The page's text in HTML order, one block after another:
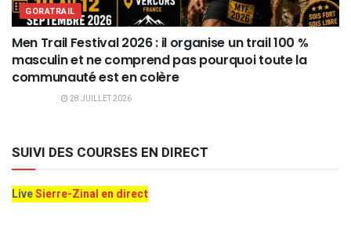
GORATRAIL
Men Trail Festival 2026 : il organise un trail 100 %
masculin et ne comprend pas pourquoi toute la
communauté est en colère
28 JUILLET 2026
SUIVI DES COURSES EN DIRECT
LiveSierre-Zinal en direct